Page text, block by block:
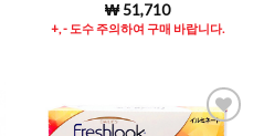
5 중에서
4.99로 평
₩51,710
+, - 도수 주의하여 구매 바랍니다.